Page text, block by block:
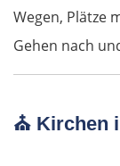
Wegen, Plätze
Gehen nach
⛪ Kirchen